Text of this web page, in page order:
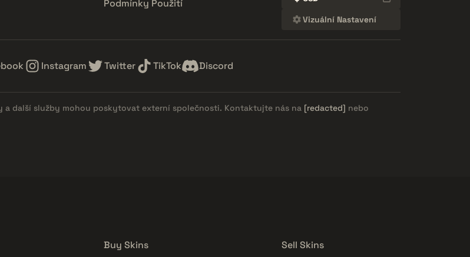
Podmínky Použití
Vizuální Nastavení
Instagram Twitter TikTok Discord
a další služby mohou poskytovat externí společnosti. Kontaktujte nás na [redacted] nebo
Buy Skins
Sell Skins